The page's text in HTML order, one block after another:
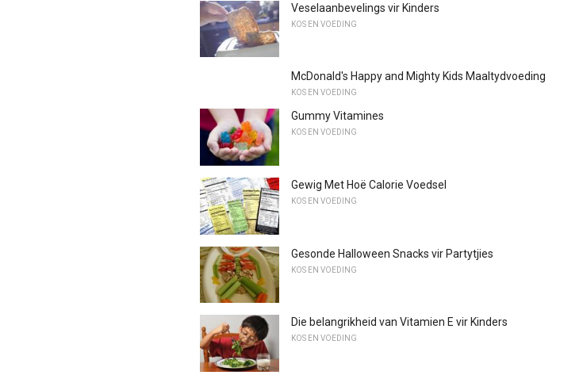
Veselaanbevelings vir Kinders
KOS EN VOEDING
McDonald's Happy and Mighty Kids Maaltydvoeding
KOS EN VOEDING
Gummy Vitamines
KOS EN VOEDING
Gewig Met Hoë Calorie Voedsel
KOS EN VOEDING
Gesonde Halloween Snacks vir Partytjies
KOS EN VOEDING
Die belangrikheid van Vitamien E vir Kinders
KOS EN VOEDING